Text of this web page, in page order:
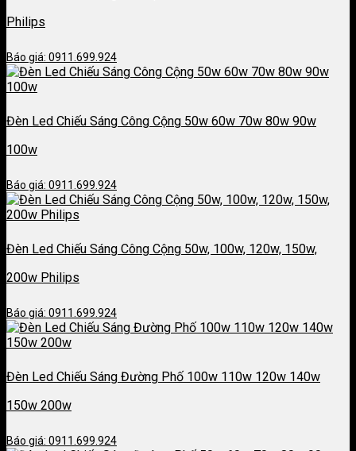
Philips
Báo giá: 0911.699.924
Đèn Led Chiếu Sáng Công Cộng 50w 60w 70w 80w 90w
100w
Báo giá: 0911.699.924
Đèn Led Chiếu Sáng Công Cộng 50w, 100w, 120w, 150w,
200w Philips
Báo giá: 0911.699.924
Đèn Led Chiếu Sáng Đường Phố 100w 110w 120w 140w
150w 200w
Báo giá: 0911.699.924